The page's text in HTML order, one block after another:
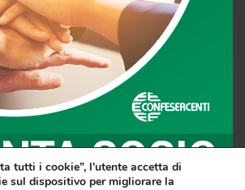
tutti i cookie”, l'utente accetta di
sul dispositivo per migliorare la